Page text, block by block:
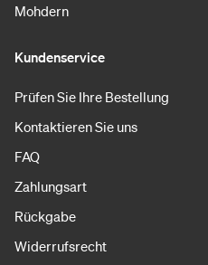
Mohdern
Kundenservice
Prüfen Sie Ihre Bestellung
Kontaktieren Sie uns
FAQ
Zahlungsart
Rückgabe
Widerrufsrecht